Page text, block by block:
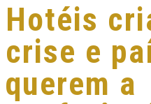
Hotéis
crise e
querem a